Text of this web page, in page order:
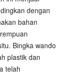
dengan
bahan
Bingka wando
plastik dan
telah